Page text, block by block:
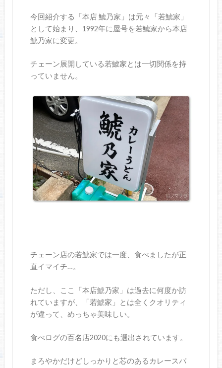
今回紹介する「本店 鯱乃家」は元々「若鯱家」
として始まり、1992年に屋号を若鯱家から本店
鯱乃家に変更。
チェーン展開している若鯱家とは一切関係を持
っていません。
チェーン店の若鯱家では一度、食べましたが正
直イマイチ…。
ただし、ここ「本店鯱乃家」は過去に何度か訪
れていますが、「若鯱家」とは全くクオリティ
が違って、めっちゃ美味しい。
食べログの百名店2020にも選出されています。
まろやかだけどしっかりと芯のあるカレースパ